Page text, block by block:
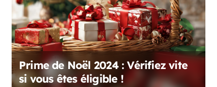
i
c
l
e
Prime de Noël 2024 : Vérifiez vite
si vous êtes éligible !